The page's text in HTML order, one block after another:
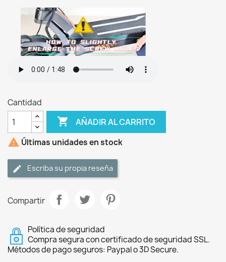
Cantidad
 AÑADIR AL CARRITO
 Últimas unidades en stock
Escriba su propia reseña
Compartir
Política de seguridad
Compra segura con certificado de seguridad SSL.
Métodos de pago seguros: Paypal o 3D Secure.